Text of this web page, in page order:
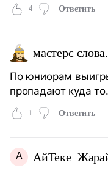
4 Ответить
мастерс слова.
По юниорам
пропадают куда то.
1 Ответить
А